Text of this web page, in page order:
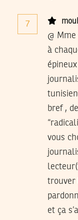
7
@
à
bref ,
vous
trouver
et ça